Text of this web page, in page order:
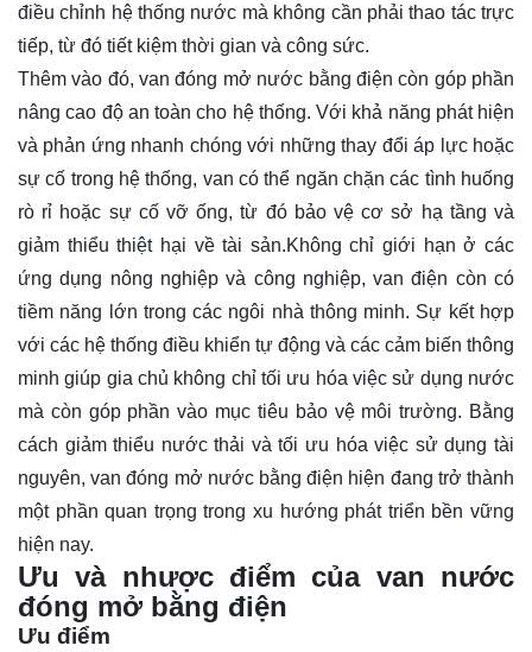
điều chỉnh hệ thống nước mà không cần phải thao tác trực
tiếp, từ đó tiết kiệm thời gian và công sức.
Thêm vào đó, van đóng mở nước bằng điện còn góp phần
nâng cao độ an toàn cho hệ thống. Với khả năng phát hiện
và phản ứng nhanh chóng với những thay đổi áp lực hoặc
sự cố trong hệ thống, van có thể ngăn chặn các tình huống
rò rỉ hoặc sự cố vỡ ống, từ đó bảo vệ cơ sở hạ tầng và
giảm thiểu thiệt hại về tài sản.Không chỉ giới hạn ở các
ứng dụng nông nghiệp và công nghiệp, van điện còn có
tiềm năng lớn trong các ngôi nhà thông minh. Sự kết hợp
với các hệ thống điều khiển tự động và các cảm biến thông
minh giúp gia chủ không chỉ tối ưu hóa việc sử dụng nước
mà còn góp phần vào mục tiêu bảo vệ môi trường. Bằng
cách giảm thiểu nước thải và tối ưu hóa việc sử dụng tài
nguyên, van đóng mở nước bằng điện hiện đang trở thành
một phần quan trọng trong xu hướng phát triển bền vững
hiện nay.
Ưu và nhược điểm của van nước
đóng mở bằng điện
Ưu điểm